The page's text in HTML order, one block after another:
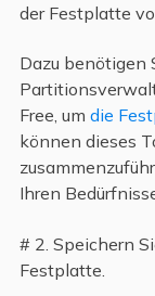
der Festplatte
Dazu benötigen
Free, um die
können dieses
Ihren
# 2. Speichern
Festplatte.